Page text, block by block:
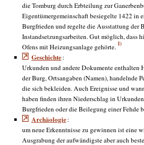
die Tomburg durch Erbteilung zur
Eigentümergemeinschaft besiegelte 1422 in
Burgfrieden und regelte die Ausstattung der
Instandsetzungsarbeiten. Gut möglich, dass
Ofens mit Heizungsanlage gehörte. 1)
Geschichte:
Urkunden und andere Dokumente enthalten
der Burg, Ortsangaben (Namen), handelnde
die sich bekleiden. Auch Ereignisse und
haben finden ihren Niederschlag in
Burgfrieden oder die Beilegung einer Fehde
Archäologie:
um neue Erkenntnisse zu gewinnen ist eine
Ausgrabung der aufwändigste aber auch